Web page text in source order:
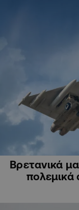
Βρετανικά
πολεμικά